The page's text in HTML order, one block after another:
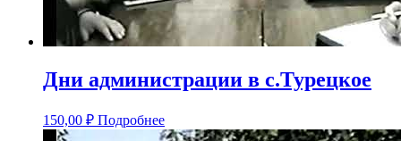
Дни администрации в с.Турецкое
150,00 ₽ Подробнее